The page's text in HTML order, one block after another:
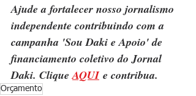
Ajude a fortalecer nosso jornalismo
independente contribuindo com a
campanha 'Sou Daki e Apoio' de
financiamento coletivo do Jornal
Daki. Clique AQUI e contribua.
Orçamento